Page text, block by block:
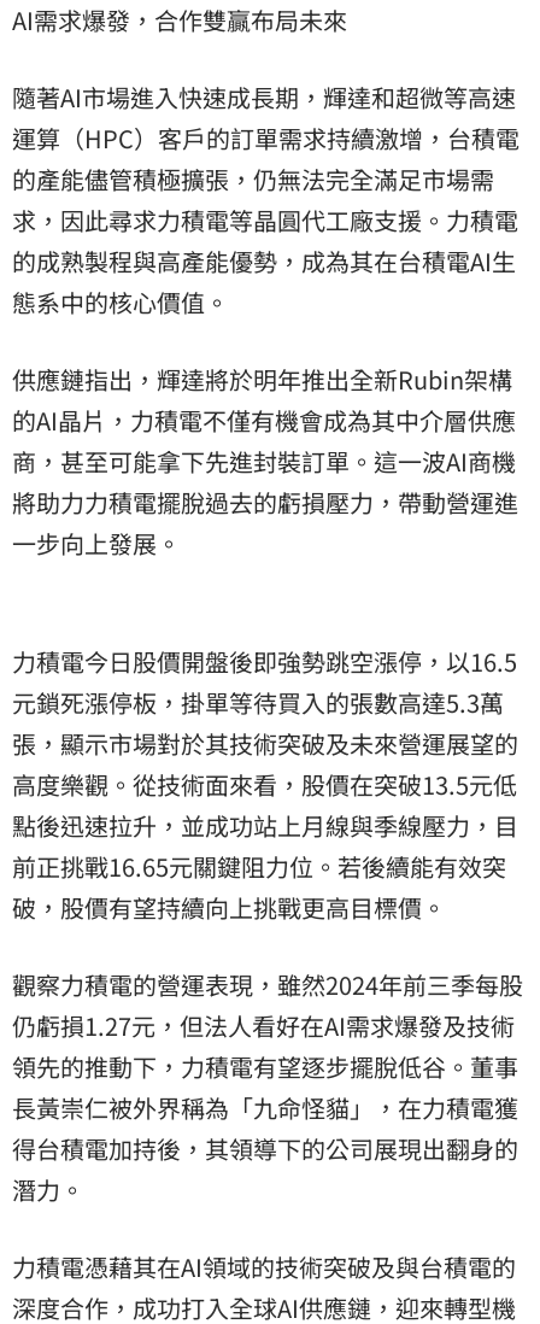
AI需求爆發，合作雙贏布局未來
隨著AI市場進入快速成長期，輝達和超微等高速
運算（HPC）客戶的訂單需求持續激增，台積電
的產能儘管積極擴張，仍無法完全滿足市場需
求，因此尋求力積電等晶圓代工廠支援。力積電
的成熟製程與高產能優勢，成為其在台積電AI生
態系中的核心價值。
供應鏈指出，輝達將於明年推出全新Rubin架構
的AI晶片，力積電不僅有機會成為其中介層供應
商，甚至可能拿下先進封裝訂單。這一波AI商機
將助力力積電擺脫過去的虧損壓力，帶動營運進
一步向上發展。
力積電今日股價開盤後即強勢跳空漲停，以16.5
元鎖死漲停板，掛單等待買入的張數高達5.3萬
張，顯示市場對於其技術突破及未來營運展望的
高度樂觀。從技術面來看，股價在突破13.5元低
點後迅速拉升，並成功站上月線與季線壓力，目
前正挑戰16.65元關鍵阻力位。若後續能有效突
破，股價有望持續向上挑戰更高目標價。
觀察力積電的營運表現，雖然2024年前三季每股
仍虧損1.27元，但法人看好在AI需求爆發及技術
領先的推動下，力積電有望逐步擺脫低谷。董事
長黃崇仁被外界稱為「九命怪貓」，在力積電獲
得台積電加持後，其領導下的公司展現出翻身的
潛力。
力積電憑藉其在AI領域的技術突破及與台積電的
深度合作，成功打入全球AI供應鏈，迎來轉型機